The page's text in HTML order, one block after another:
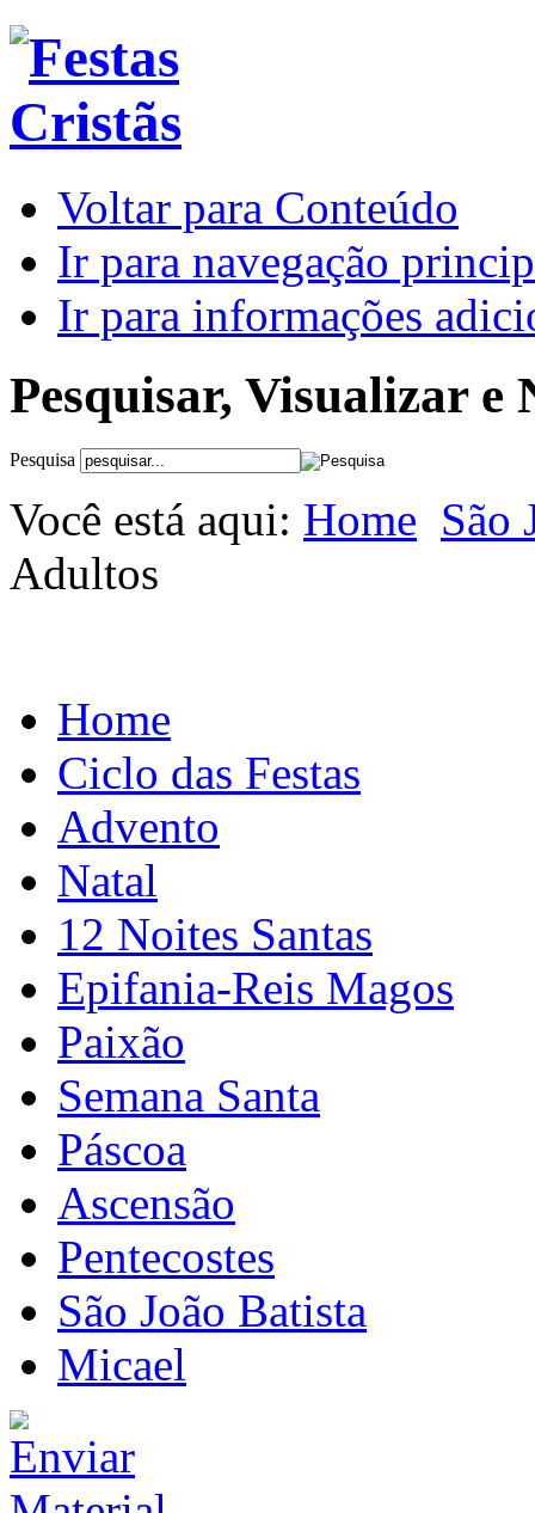
Voltar para Conteúdo
Ir para navegação
Ir para informações
Pesquisar, Visualizar e
Pesquisa
Você está aqui: Home São
Adultos
Home
Ciclo das Festas
Advento
Natal
12 Noites Santas
Epifania-Reis Magos
Paixão
Semana Santa
Páscoa
Ascensão
Pentecostes
São João Batista
Micael